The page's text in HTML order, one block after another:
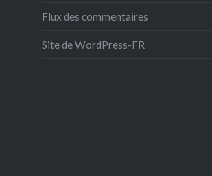
Flux des commentaires
Site de WordPress-FR